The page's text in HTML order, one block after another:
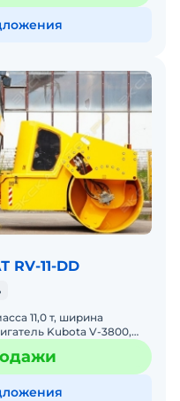
11-DD
11,0 т, ширина
Kubota V-3800,
(Италия)